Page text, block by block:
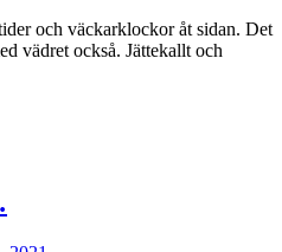
och väckarklockor åt sidan. Det
vädret också. Jättekallt och